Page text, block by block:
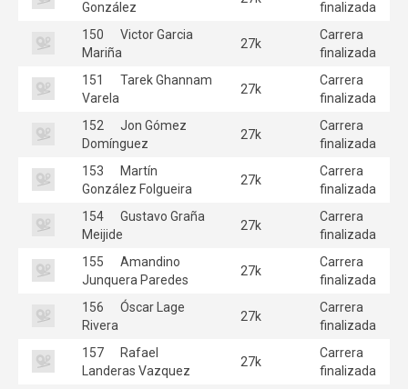
González
finalizada
150
Victor Garcia
Mariña
27k
Carrera
finalizada
151
Tarek Ghannam
Varela
27k
Carrera
finalizada
152
Jon Gómez
Domínguez
27k
Carrera
finalizada
153
Martín
González Folgueira
27k
Carrera
finalizada
154
Gustavo Graña
Meijide
27k
Carrera
finalizada
155
Amandino
Junquera Paredes
27k
Carrera
finalizada
156
Óscar Lage
Rivera
27k
Carrera
finalizada
157
Rafael
Landeras Vazquez
27k
Carrera
finalizada